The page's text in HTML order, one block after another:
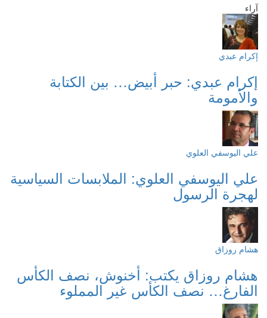
آراء
إكرام عبدي
إكرام عبدي: حبر أبيض… بين الكتابة
والأمومة
علي اليوسفي العلوي
علي اليوسفي العلوي: الملابسات السياسية
لهجرة الرسول
هشام روزاق
هشام روزاق يكتب: أخنوش، نصف الكأس
الفارغ… نصف الكأس غير المملوء